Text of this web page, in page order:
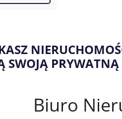
SWOJĄ PRYWATNĄ
Biuro